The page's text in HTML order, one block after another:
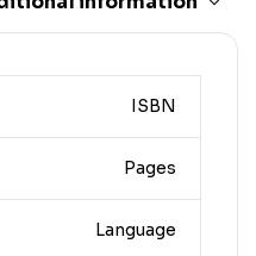
ISBN
Pages
Language